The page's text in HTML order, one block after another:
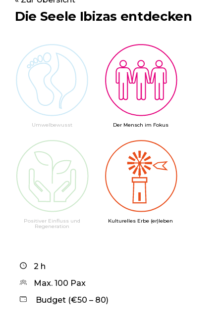
Die Seele Ibizas entdecken
Umwelbewusst Der Mensch im Fokus
Positiver Einfluss und
Regeneration
Kulturelles Erbe (er)leben
2 h
Max. 100 Pax
Budget (€50 – 80)